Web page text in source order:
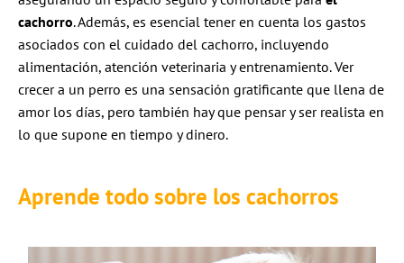
cachorro. Además, es esencial tener en cuenta los gastos
asociados con el cuidado del cachorro, incluyendo
alimentación, atención veterinaria y entrenamiento. Ver
crecer a un perro es una sensación gratificante que llena de
amor los días, pero también hay que pensar y ser realista en
lo que supone en tiempo y dinero.
Aprende todo sobre los cachorros